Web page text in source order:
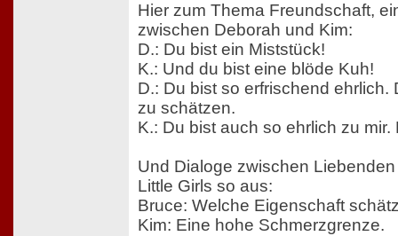
Hier zum Thema Freundschaft,
zwischen Deborah und Kim:
D.: Du bist ein Miststück!
K.: Und du bist eine blöde Kuh!
D.: Du bist so erfrischend ehrlich.
zu schätzen.
K.: Du bist auch so ehrlich zu
Und Dialoge zwischen
Little Girls so aus:
Bruce: Welche Eigenschaft
Kim: Eine hohe Schmerzgrenze.